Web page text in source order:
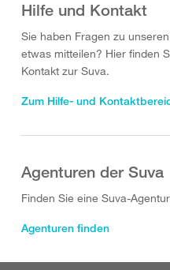
Hilfe und Kontakt
Sie haben Fragen zu
etwas mitteilen? Hier finden
Kontakt zur Suva.
Zum Hilfe- und
Agenturen der Suva
Finden Sie eine Suva-
Agenturen finden